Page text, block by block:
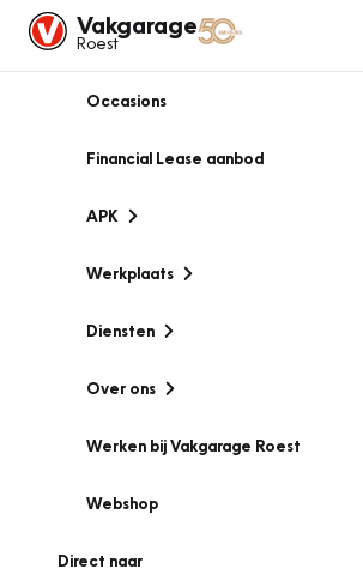
Vakgarage
Roest
Occasions
Financial Lease aanbod
APK
Werkplaats
Diensten
Over ons
Werken bij Vakgarage Roest
Webshop
Direct naar